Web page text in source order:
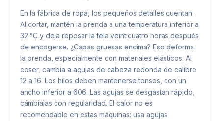
En la fábrica de ropa, los pequeños detalles cuentan.
Al cortar, mantén la prenda a una temperatura inferior a
32 °C y deja reposar la tela veinticuatro horas después
de encogerse. ¿Capas gruesas encima? Eso deforma
la prenda, especialmente con materiales elásticos. Al
coser, cambia a agujas de cabeza redonda de calibre
12 a 16. Los hilos deben mantenerse tensos, con un
ancho inferior a 606. Las agujas se desgastan rápido,
cámbialas con regularidad. El calor no es
recomendable en estas máquinas: usa agujas